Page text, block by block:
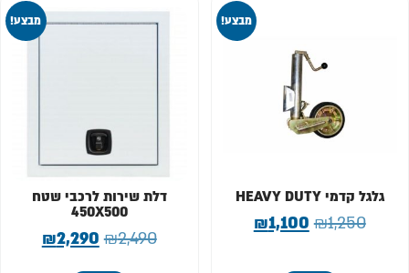
מבצע!
גלגל קדמי HEAVY DUTY
₪1,250
₪1,100
מבצע!
דלת שירות לרכבי שטח
450X500
₪2,490
₪2,290